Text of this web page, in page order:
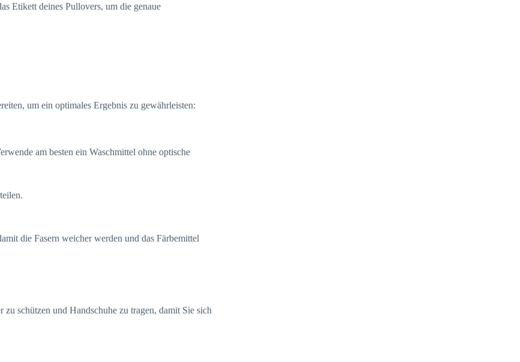
Etikett deines Pullovers, um die genaue
um ein optimales Ergebnis zu gewährleisten:
am besten ein Waschmittel ohne optische
die Fasern weicher werden und das Färbemittel
schützen und Handschuhe zu tragen, damit Sie sich